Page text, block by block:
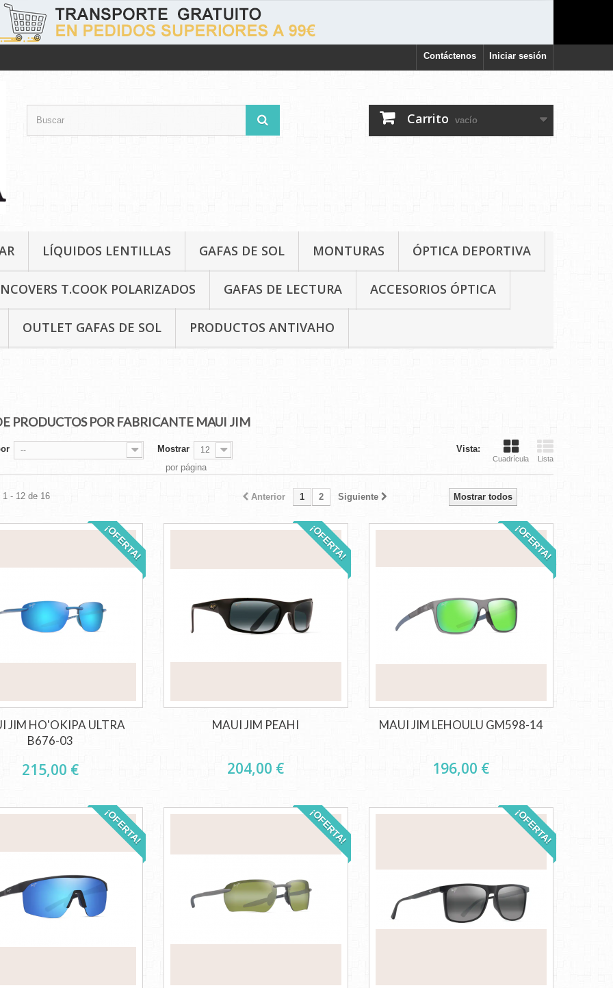
Iniciar sesión
Contáctenos
Carrito vacío
LÍQUIDOS LENTILLAS GAFAS DE SOL MONTURAS ÓPTICA DEPORTIVA
T.COOK POLARIZADOS GAFAS DE LECTURA ACCESORIOS ÓPTICA
OUTLET GAFAS DE SOL PRODUCTOS ANTIVAHO
PRODUCTOS POR FABRICANTE MAUI JIM
Vista:
Cuadrícula Lista
-- Mostrar 12
por página
Mostrar todos
Anterior 1 2 Siguiente
1 - 12 de 16
¡OFERTA!
JIM HO'OKIPA ULTRA
B676-03
215,00 €
¡OFERTA!
MAUI JIM PEAHI
204,00 €
¡OFERTA!
MAUI JIM LEHOULU GM598-14
196,00 €
¡OFERTA! ¡OFERTA! ¡OFERTA!